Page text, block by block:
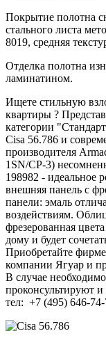
Покрытие полотна
стального листа
8019, средняя
Отделка полотна
ламинатином.
Ищете стильную
квартиры ?
категории
Cisa 56.786 и
производителя
1SN/CP-3)
198982 - идеальное
внешняя панель с
панели: эмаль
воздействиям.
фрезерованная
дому и будет
Приобретайте
компании Ягуар и
В случае
проконсультируют
тел: +7 (495) 646-